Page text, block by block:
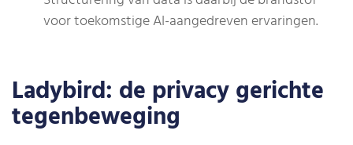
voor toekomstige AI-aangedreven ervaringen.
Ladybird: de privacy gerichte
tegenbeweging